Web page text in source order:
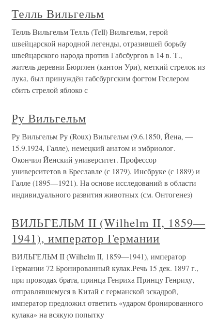
Телль Вильгельм
Телль Вильгельм Телль (Tell) Вильгельм, герой
швейцарской народной легенды, отразившей борьбу
швейцарского народа против Габсбургов в 14 в. Т.,
житель деревни Бюрглен (кантон Ури), меткий стрелок из
лука, был принуждён габсбургским фогтом Геслером
сбить стрелой яблоко с
Ру Вильгельм
Ру Вильгельм Ру (Roux) Вильгельм (9.6.1850, Йена, —
15.9.1924, Галле), немецкий анатом и эмбриолог.
Окончил Йенский университет. Профессор
университетов в Бреславле (с 1879), Инсбруке (с 1889) и
Галле (1895—1921). На основе исследований в области
индивидуального развития животных (см. Онтогенез)
ВИЛЬГЕЛЬМ II (Wilhelm II, 1859—
1941), император Германии
ВИЛЬГЕЛЬМ II (Wilhelm II, 1859—1941), император
Германии 72 Бронированный кулак.Речь 15 дек. 1897 г.,
при проводах брата, принца Генриха Принцу Генриху,
отправлявшемуся в Китай с германской эскадрой,
император предложил ответить «ударом бронированного
кулака» на всякую попытку